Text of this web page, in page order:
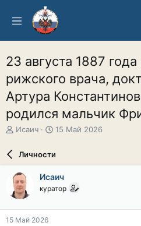
23 августа 1887
рижского врача,
Артура
родился мальчик
А
о
р
т
е
м
ы
Исаич
Д
а
а
ч
л
15 Май 2026
Личности
Исаич
куратор
15 Май 2026